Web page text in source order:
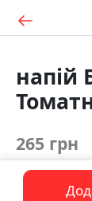
напій
265 грн